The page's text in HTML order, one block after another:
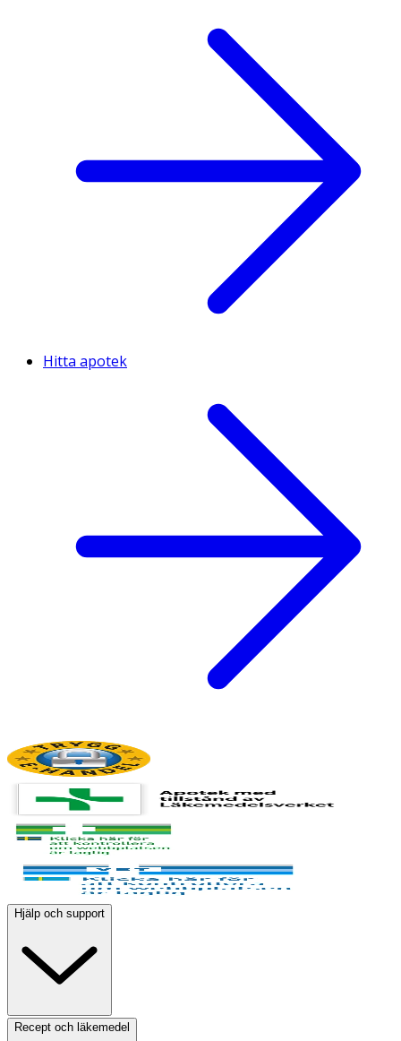
Hitta apotek
Hjälp och support
Recept och läkemedel